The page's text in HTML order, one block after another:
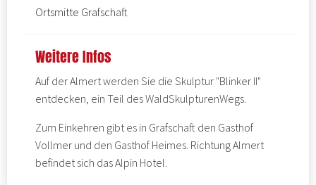
Ortsmitte Grafschaft
Weitere Infos
Auf der Almert werden Sie die Skulptur "Blinker II"
entdecken, ein Teil desWaldSkulpturenWegs.
Zum Einkehren gibt es in Grafschaft den Gasthof
Vollmer und den Gasthof Heimes. Richtung Almert
befindet sich dasAlpin Hotel.